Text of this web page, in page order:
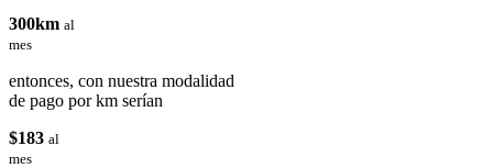
300km al
mes
entonces, con nuestra modalidad
de pago por km serían
$183 al
mes